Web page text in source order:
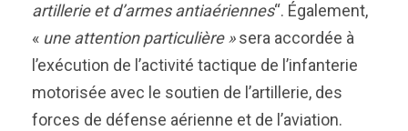
artillerie et d’armes antiaériennes“. Également,
« une attention particulière »sera accordée à
l’exécution de l’activité tactique de l’infanterie
motorisée avec le soutien de l’artillerie, des
forces de défense aérienne et de l’aviation.